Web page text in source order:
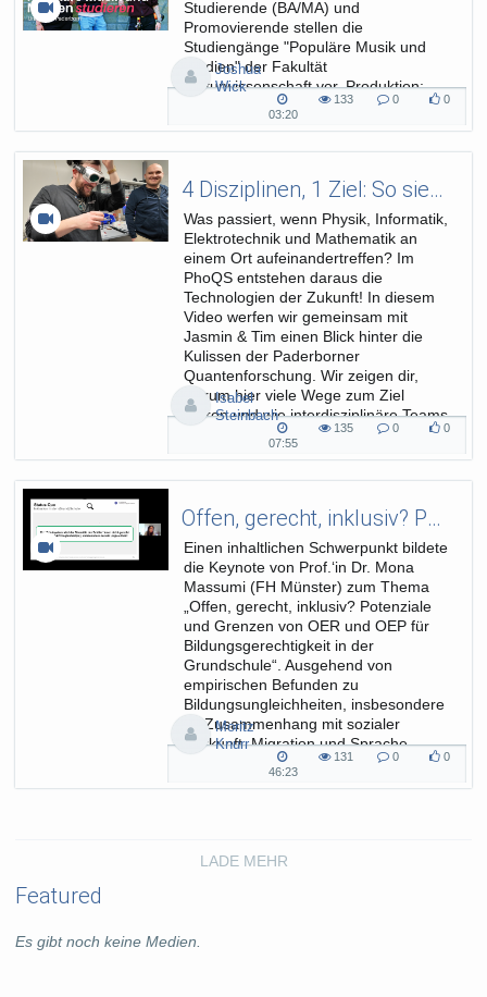
Studierende (BA/MA) und
Promovierende stellen die
Studiengänge "Populäre Musik und
Medien" der Fakultät
Kulturwissenschaft vor. Produktion:
Joshua
Wick
03:20
03:20
133
views
0
Kommentare
0
likes
4 Disziplinen, 1 Ziel: So sieht Spitzenforschung im PhoQS aus
Was passiert, wenn Physik, Informatik,
Elektrotechnik und Mathematik an
einem Ort aufeinandertreffen? Im
PhoQS entstehen daraus die
Technologien der Zukunft! In diesem
Video werfen wir gemeinsam mit
Jasmin & Tim einen Blick hinter die
Kulissen der Paderborner
Quantenforschung. Wir zeigen dir,
warum hier viele Wege zum Ziel
führen und wie interdisziplinäre Teams
gemeinsam an Lösungen für...
Isabel
Steinbach
07:55
07:55
135
views
0
Kommentare
0
likes
Offen, gerecht, inklusiv? Potenziale und Grenzen von OER und OEP für Bildungsgerechtigkeit in der Grundschule
Einen inhaltlichen Schwerpunkt bildete
die Keynote von Prof.‘in Dr. Mona
Massumi (FH Münster) zum Thema
„Offen, gerecht, inklusiv? Potenziale
und Grenzen von OER und OEP für
Bildungsgerechtigkeit in der
Grundschule“. Ausgehend von
empirischen Befunden zu
Bildungsungleichheiten, insbesondere
im Zusammenhang mit sozialer
Herkunft, Migration und Sprache,
verdeutlichte sie bestehende...
Moritz
Knurr
46:23
46:23
131
views
0
Kommentare
0
likes
LADE MEHR
Featured
Es gibt noch keine Medien.